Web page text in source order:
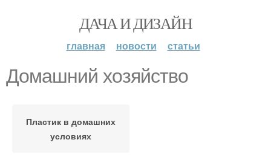
ДАЧА И ДИЗАЙН
главная новости статьи
Домашний хозяйство
Пластик в домашних
условиях